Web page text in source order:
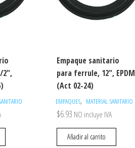
Empaque sanitario
para ferrule, 12″, EPDM
(Act 02-24)
EMPAQUES, MATERIAL SANITARIO
$6.93 NO incluye IVA
Añadir al carrito